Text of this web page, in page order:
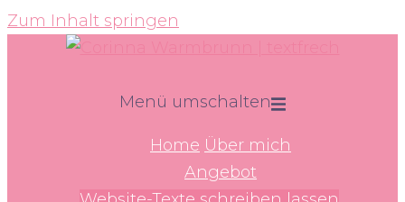
Zum Inhalt springen
Menü umschalten
Home Über mich
Angebot